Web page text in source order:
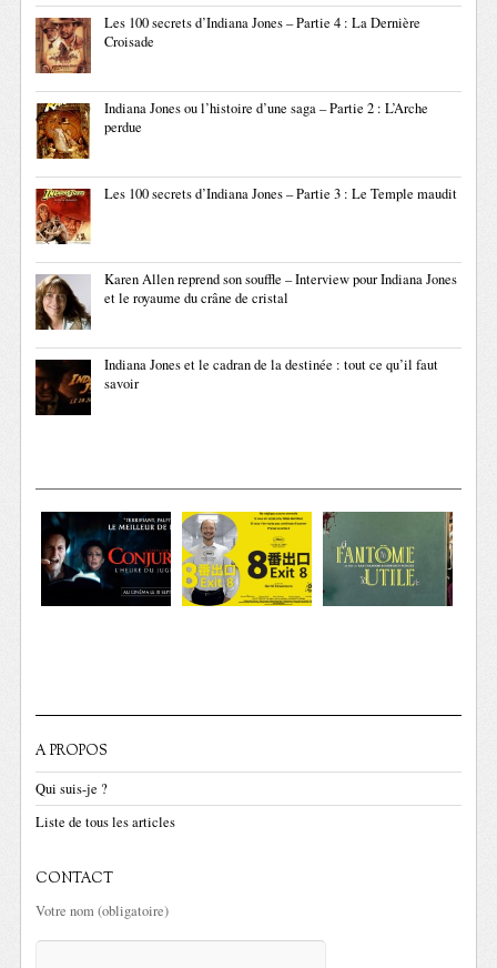
Les 100 secrets d’Indiana Jones – Partie 4 : La Dernière
Croisade
Indiana Jones ou l’histoire d’une saga – Partie 2 : L’Arche
perdue
Les 100 secrets d’Indiana Jones – Partie 3 : Le Temple maudit
Karen Allen reprend son souffle – Interview pour Indiana Jones
et le royaume du crâne de cristal
Indiana Jones et le cadran de la destinée : tout ce qu’il faut
savoir
A PROPOS
Qui suis-je ?
Liste de tous les articles
CONTACT
Votre nom (obligatoire)